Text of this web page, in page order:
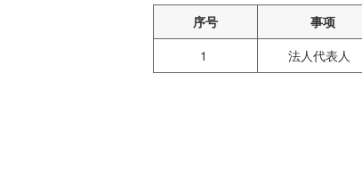
序号 事项
1
法人代表人